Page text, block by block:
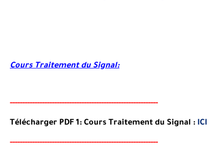
Cours Traitement du Signal:
------------------------------------------------------------
Télécharger PDF 1: Cours Traitement du Signal : ICI
------------------------------------------------------------